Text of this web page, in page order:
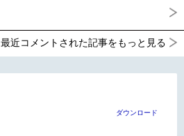
最近コメントされた記事をもっと見る
ダウンロード